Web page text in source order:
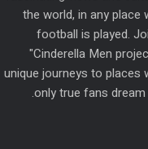
the world, in any place
football is played.
"Cinderella Men
unique journeys to places
only true fans dream